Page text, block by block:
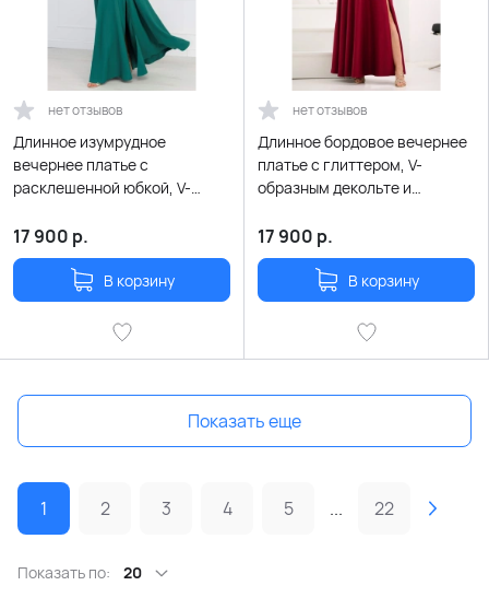
нет отзывов
Длинное изумрудное
вечернее платье с
расклешенной юбкой, V-
и летящими рукавчиками
17 900 р.
В корзину
нет отзывов
Длинное бордовое вечернее
платье с глиттером, V-
образным декольте и
17 900 р.
В корзину
Показать еще
1 2 3 4 5 ... 22
Показать по: 20